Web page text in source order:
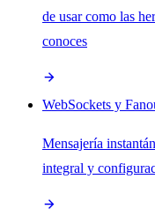
de usar como las
conoces
WebSockets y
Mensajería
integral y